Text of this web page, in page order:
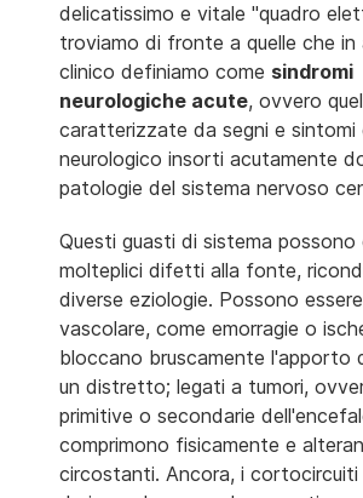
delicatissimo e vitale "quadro
troviamo di fronte a quelle che in
clinico definiamo come sindromi
neurologiche acute, ovvero
caratterizzate da segni e sintomi
neurologico insorti acutamente
patologie del sistema nervoso
Questi guasti di sistema possono
molteplici difetti alla fonte,
diverse eziologie. Possono
vascolare, come emorragie o
bloccano bruscamente l'apporto
un distretto; legati a tumori,
primitive o secondarie
comprimono fisicamente e
circostanti. Ancora, i cortocircuiti